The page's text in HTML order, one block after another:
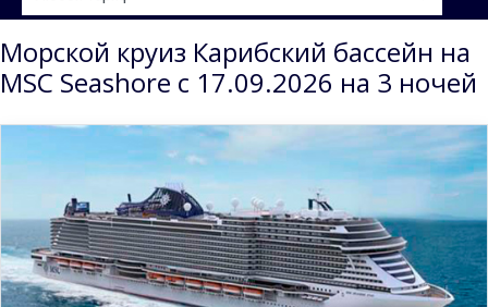
Морской круиз Карибский бассейн на
MSC Seashore с 17.09.2026 на 3 ночей